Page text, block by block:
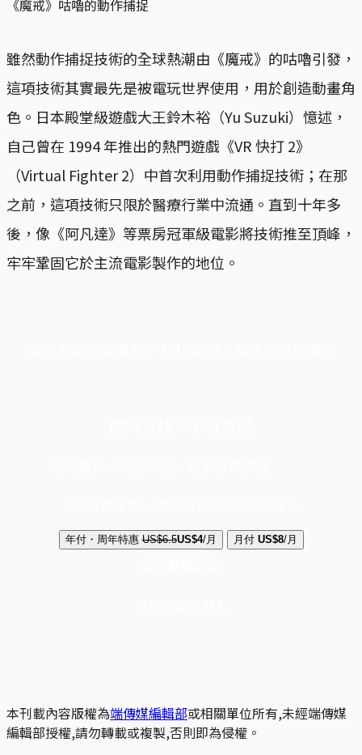
《魔戒》咕嚕的動作捕捉
雖然動作捕捉技術的全球熱潮由《魔戒》的咕嚕引發，
這項技術其實最先是被電玩世界使用，用於創造動畫角
色。日本殿堂級遊戲大王鈴木裕（Yu Suzuki）憶述，
自己曾在 1994 年推出的熱門遊戲《VR 快打 2》
（Virtual Fighter 2）中首次利用動作捕捉技術；在那
之前，這項技術只限於醫療行業中流通。直到十年多
後，像《阿凡達》等票房冠軍級電影將技術推至頂峰，
牢牢鞏固它於主流電影製作的地位。
年付・周年特惠 US$6.5US$4/月 月付 US$8/月
本刊載內容版權為端傳媒編輯部或相關單位所有,未經端傳媒
編輯部授權,請勿轉載或複製,否則即為侵權。